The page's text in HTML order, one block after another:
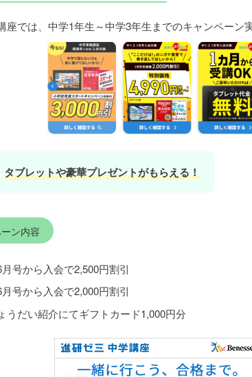
座では、中学1年生～中学3年生までのキャンペーン実
タブレットや豪華プレゼントがもらえる！
ン内容
号から入会で2,500円割引
号から入会で2,000円割引
うだい紹介にてギフトカード1,000円分